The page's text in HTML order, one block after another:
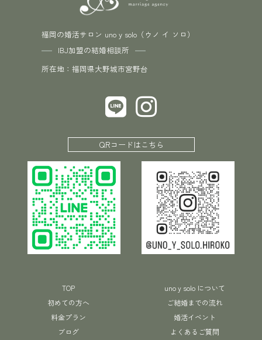
福岡の婚活サロン uno y solo（ウノ イ ソロ）
IBJ加盟の結婚相談所
所在地：福岡県大野城市宮野台
QRコードはこちら
TOP
uno y solo について
初めての方へ
ご結婚までの流れ
料金プラン
婚活イベント
ブログ
よくあるご質問